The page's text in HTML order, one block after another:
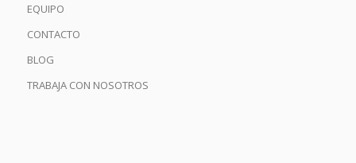
EQUIPO
CONTACTO
BLOG
TRABAJA CON NOSOTROS